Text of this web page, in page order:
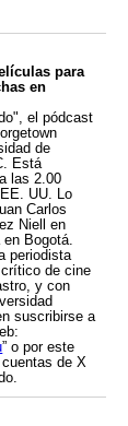
para
en
el pódcast
de
Está
las 2.00
UU. Lo
Carlos
Niell en
Bogotá.
periodista
de cine
y con
suscribirse a
” o por este
de X